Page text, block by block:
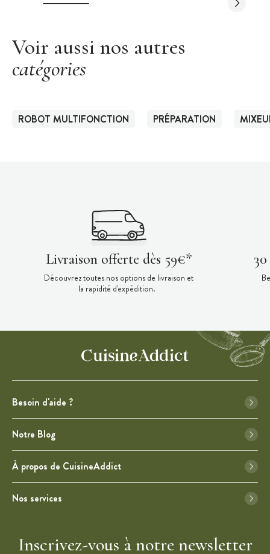
Voir aussi nos autres
catégories
ROBOT MULTIFONCTION PRÉPARATION
Livraison offerte dès 59€*
Découvrez toutes nos options de livraison et
la rapidité d'expédition.
Besoin d'aide ?
Notre Blog
À propos de CuisineAddict
Nos services
Inscrivez-vous à notre newsletter